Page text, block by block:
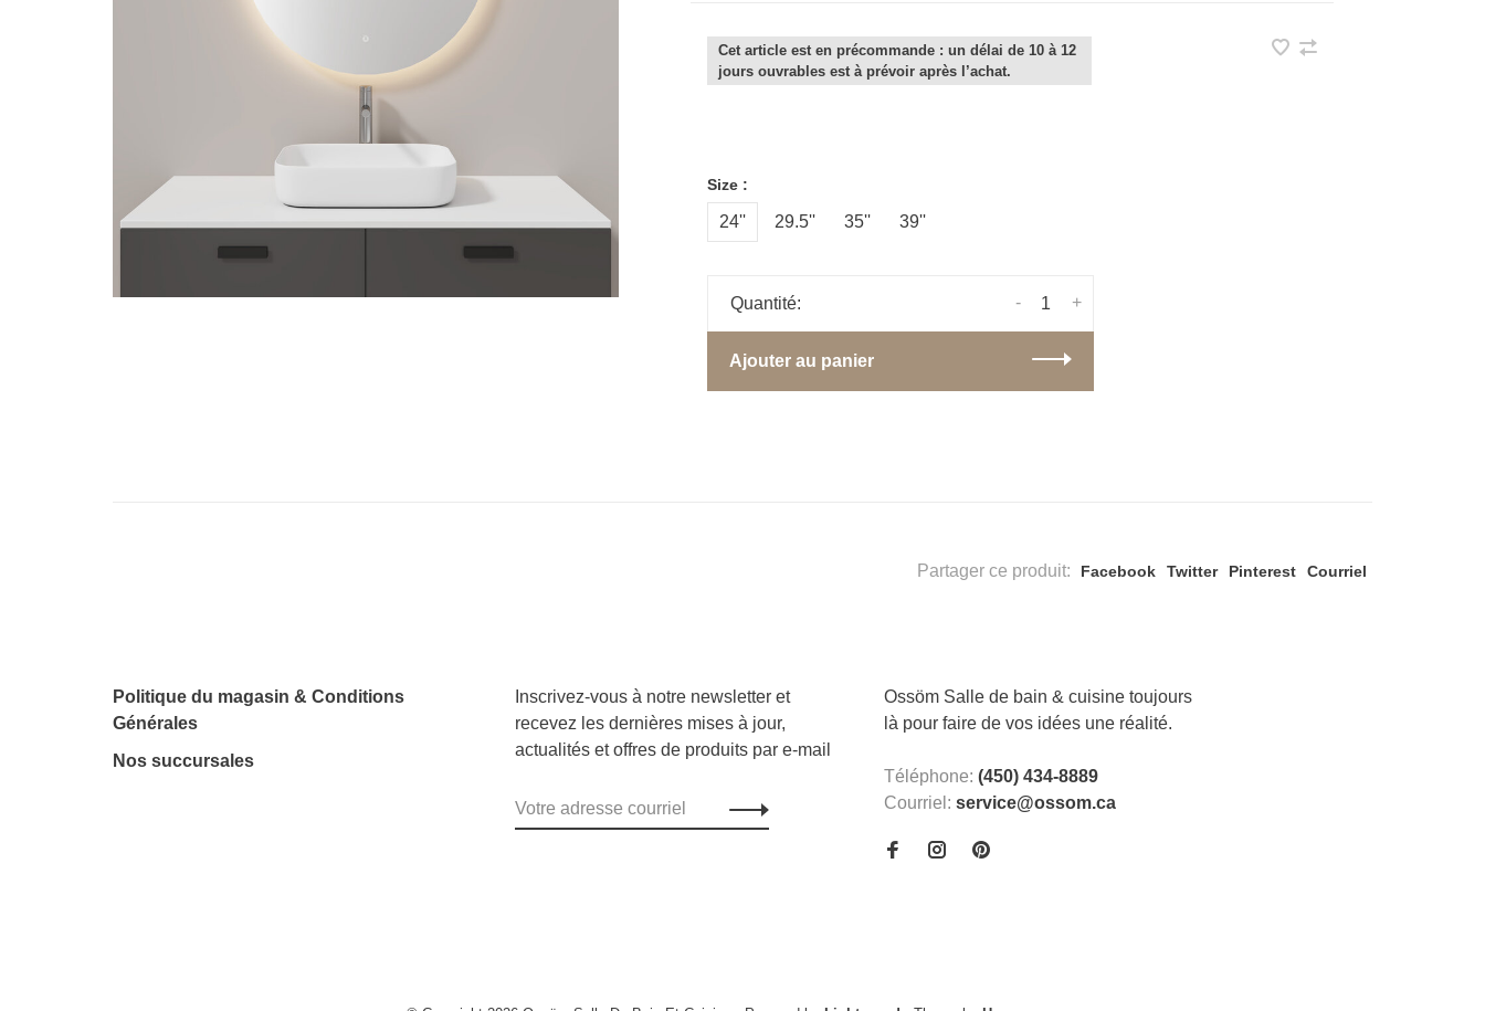
Cet article est en précommande : un délai de 10 à 12
jours ouvrables est à prévoir après l’achat.
Size :
24'' 29.5'' 35'' 39''
Quantité: +
-
Ajouter au panier
Partager ce produit: Facebook Twitter Pinterest Courriel
Politique du magasin & Conditions
Générales
Nos succursales
Inscrivez-vous à notre newsletter et
recevez les dernières mises à jour,
actualités et offres de produits par e-mail
Ossöm Salle de bain & cuisine toujours
là pour faire de vos idées une réalité.
Téléphone: (450) 434-8889
Courriel: service@ossom.ca